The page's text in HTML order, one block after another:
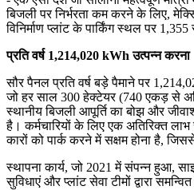
बिजली पर निर्भरता कम करने के लिए,
विनिर्माण प्लांट के पार्किंग स्थल पर
प्रति वर्ष 1,214,020 kWh उत्पन्न करना
सौर पैनल प्रति वर्ष बड़े पैमाने पर
जो हर साल 300 हेक्टेयर (740 एकड़ से
स्थानीय बिजली आपूर्ति का बोझ और
है। कर्मचारियों के लिए एक अतिरिक्त
कारों को पार्क करने में सक्षम होना है,
स्थापना कार्य, जो 2021 में संपन्न हुआ,
सुविधाएं और प्लांट सेवा टीमों द्वारा